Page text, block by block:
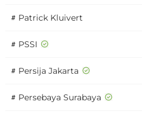
# Patrick Kluivert
# PSSI
# Persija Jakarta
# Persebaya Surabaya